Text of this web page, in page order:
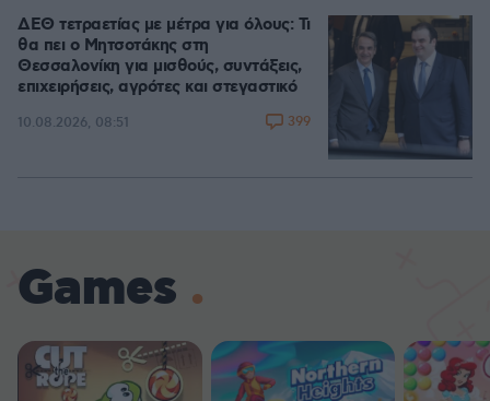
ΔΕΘ τετραετίας με μέτρα για όλους: Τι
θα πει ο Μητσοτάκης στη
Θεσσαλονίκη για μισθούς, συντάξεις,
επιχειρήσεις, αγρότες και στεγαστικό
10.08.2026, 08:51 399
Games